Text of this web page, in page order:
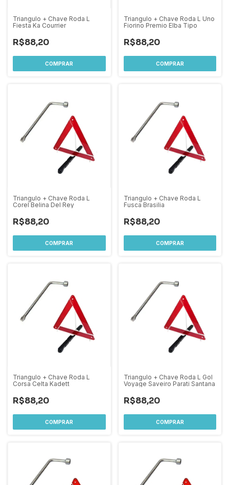
Triangulo + Chave Roda L
Fiesta Ka Courrier
R$88,20
Triangulo + Chave Roda L Uno
Fiorino Premio Elba Tipo
R$88,20
Triangulo + Chave Roda L
Corel Belina Del Rey
R$88,20
Triangulo + Chave Roda L
Fusca Brasilia
R$88,20
Triangulo + Chave Roda L
Corsa Celta Kadett
R$88,20
Triangulo + Chave Roda L Gol
Voyage Saveiro Parati Santana
R$88,20